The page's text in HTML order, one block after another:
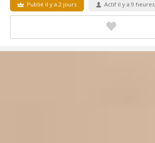
Publié il y a 2 jours Actif il y a 9 heures